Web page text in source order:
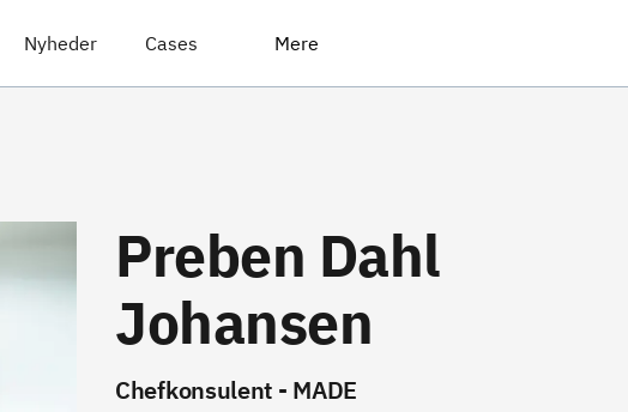
Nyheder Cases Mere
Preben Dahl
Johansen
Chefkonsulent - MADE